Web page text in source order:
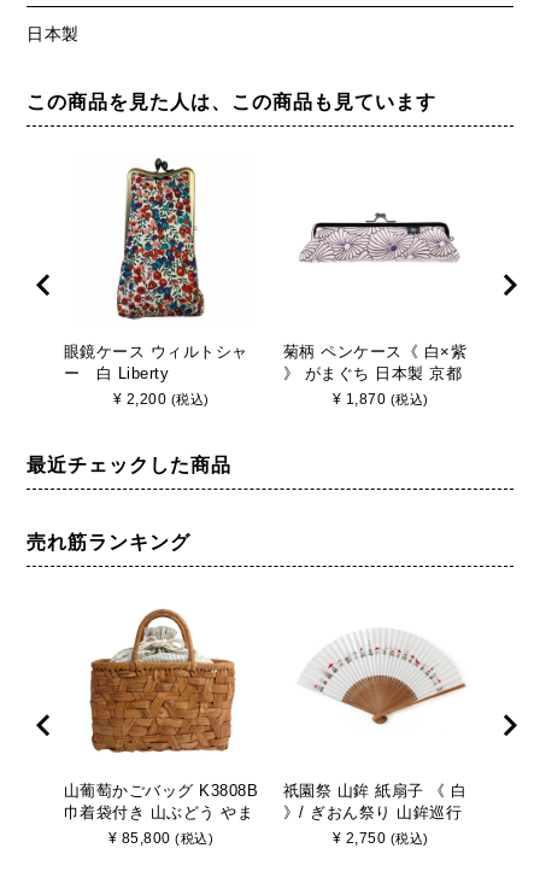
日本製
この商品を見た人は、この商品も見ています
眼鏡ケース ウィルトシャ
ー 白 Liberty
¥ 2,200 (税込)
菊柄 ペンケース《 白×紫
》 がまぐち 日本製 京都
¥ 1,870 (税込)
最近チェックした商品
売れ筋ランキング
山葡萄かごバッグ K3808B
巾着袋付き 山ぶどう やま
ぶどう 手作り さんび
¥ 85,800 (税込)
祇園祭 山鉾 紙扇子 《 白
》/ ぎおん祭り 山鉾巡行
京都 さんび
¥ 2,750 (税込)